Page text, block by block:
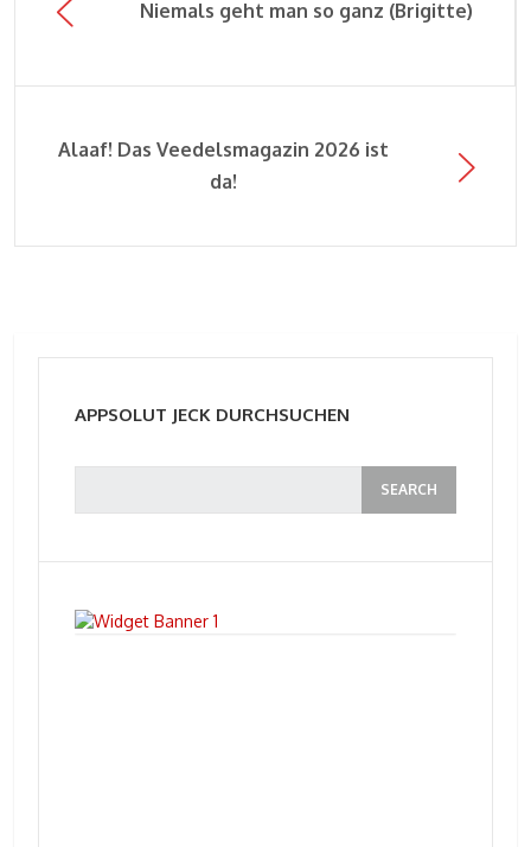
Niemals geht man so ganz (Brigitte)
Alaaf! Das Veedelsmagazin 2026 ist
da!
APPSOLUT JECK DURCHSUCHEN